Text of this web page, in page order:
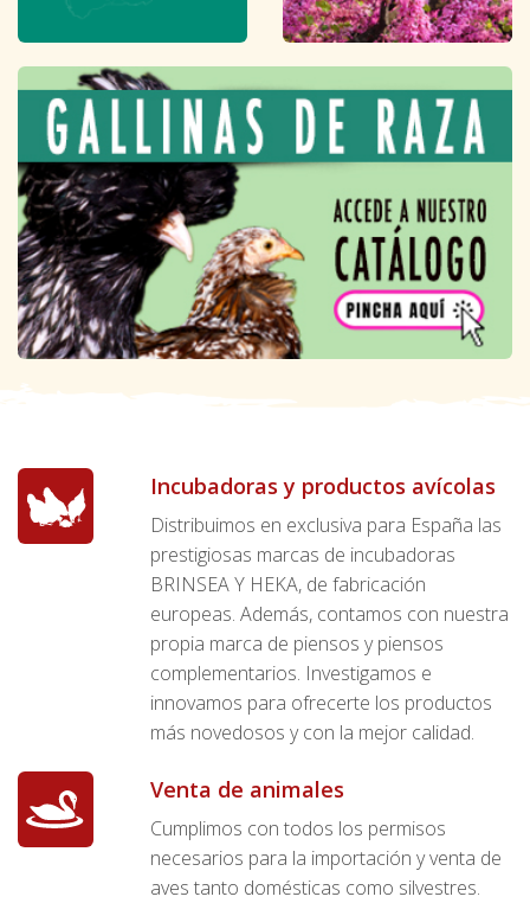
Incubadoras y productos avícolas
Distribuimos en exclusiva para España las
prestigiosas marcas de incubadoras
BRINSEA Y HEKA, de fabricación
europeas. Además, contamos con nuestra
propia marca de piensos y piensos
complementarios. Investigamos e
innovamos para ofrecerte los productos
más novedosos y con la mejor calidad.
Venta de animales
Cumplimos con todos los permisos
necesarios para la importación y venta de
aves tanto domésticas como silvestres.